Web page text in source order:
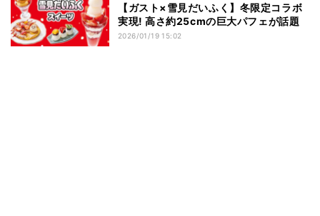
【ガスト×雪見だいふく】冬限定コラボ
実現! 高さ約25cmの巨大パフェが話題
2026/01/19 15:02